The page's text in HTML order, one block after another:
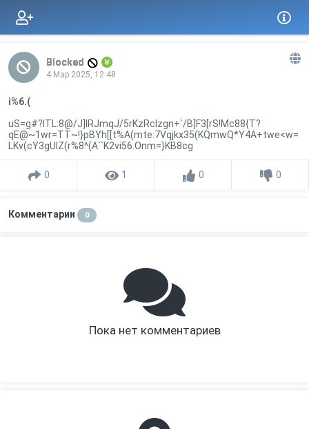
Blocked
4 Мар 2025, 12:48
i%6.(
uS=g#?ITL:8@/J]IRJmqJ/5rKzRclzgn+`/B]F3[rS!Mc88{T?
qE@~1wr=TT~!}pBYh[[t%A(mte:7Vqjkx35(KQmwQ*Y4A+twe<w=
LKv(cY3gUlZ(r%8^(A``K2vi56.Onm=}KB8cg
0 1 0 0
Комментарии 0
Пока нет комментариев